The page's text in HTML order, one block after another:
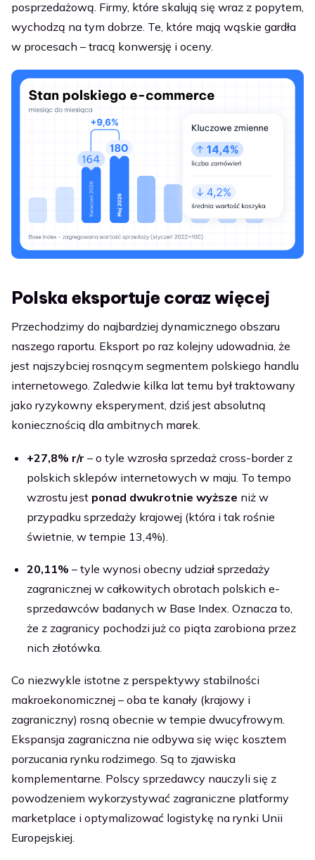
posprzedażową. Firmy, które skalują się wraz z popytem,
wychodzą na tym dobrze. Te, które mają wąskie gardła
w procesach – tracą konwersję i oceny.
Polska eksportuje coraz więcej
Przechodzimy do najbardziej dynamicznego obszaru
naszego raportu. Eksport po raz kolejny udowadnia, że
jest najszybciej rosnącym segmentem polskiego handlu
internetowego. Zaledwie kilka lat temu był traktowany
jako ryzykowny eksperyment, dziś jest absolutną
koniecznością dla ambitnych marek.
+27,8% r/r – o tyle wzrosła sprzedaż cross-border z
polskich sklepów internetowych w maju. To tempo
wzrostu jest ponad dwukrotnie wyższe niż w
przypadku sprzedaży krajowej (która i tak rośnie
świetnie, w tempie 13,4%).
20,11% – tyle wynosi obecny udział sprzedaży
zagranicznej w całkowitych obrotach polskich e-
sprzedawców badanych w Base Index. Oznacza to,
że z zagranicy pochodzi już co piąta zarobiona przez
nich złotówka.
Co niezwykle istotne z perspektywy stabilności
makroekonomicznej – oba te kanały (krajowy i
zagraniczny) rosną obecnie w tempie dwucyfrowym.
Ekspansja zagraniczna nie odbywa się więc kosztem
porzucania rynku rodzimego. Są to zjawiska
komplementarne. Polscy sprzedawcy nauczyli się z
powodzeniem wykorzystywać zagraniczne platformy
marketplace i optymalizować logistykę na rynki Unii
Europejskiej.